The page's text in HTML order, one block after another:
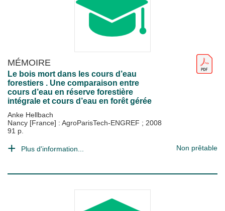
MÉMOIRE
Le bois mort dans les cours d’eau
forestiers . Une comparaison entre
cours d’eau en réserve forestière
intégrale et cours d’eau en forêt gérée
Anke Hellbach
Nancy [France] : AgroParisTech-ENGREF ; 2008
91 p.
Plus d'information... Non prêtable